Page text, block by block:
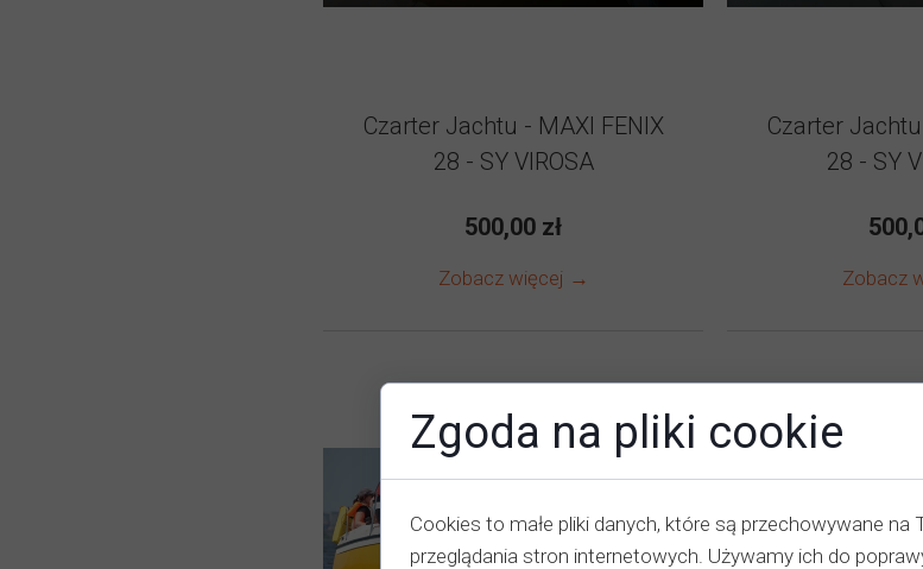
Czarter Jachtu - MAXI FENIX
28 - SY VIROSA
500,00 zł
Zobacz więcej →
Czarter
28 - SY
Zobacz
Zgoda na pliki cookie
Cookies to małe pliki danych, które są przechowywane na
przeglądania stron internetowych. Używamy ich do